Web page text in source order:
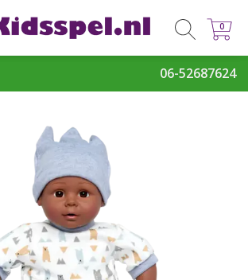
06-52687624
0
0